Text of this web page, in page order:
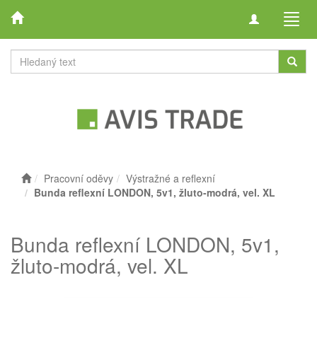
Toggle
Pracovní oděvy
Výstražné a reflexní
Bunda reflexní LONDON, 5v1, žluto-modrá, vel. XL
Bunda reflexní LONDON, 5v1,
žluto-modrá, vel. XL